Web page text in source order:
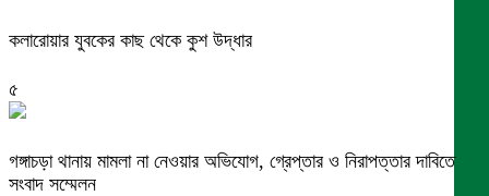
কলারোয়ার যুবকের কাছ থেকে কুশ উদ্ধার
৫
গঙ্গাচড়া থানায় মামলা না নেওয়ার অভিযোগ, গ্রেপ্তার ও নিরাপত্তার দাবিতে
সংবাদ সম্মেলন